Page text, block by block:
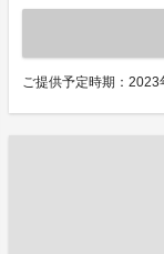
ご提供予定時期：